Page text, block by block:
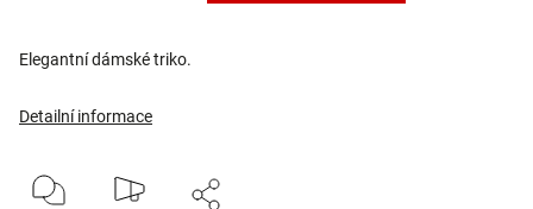
Elegantní dámské triko.
Detailní informace